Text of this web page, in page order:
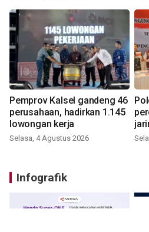
Pemprov Kalsel gandeng 46
perusahaan, hadirkan 1.145
lowongan kerja
Selasa, 4 Agustus 2026
Infografik